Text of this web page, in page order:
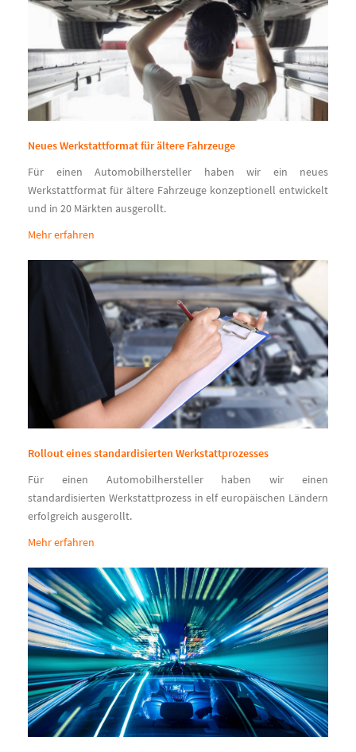
Neues Werkstattformat für ältere Fahrzeuge
Für einen Automobilhersteller haben wir ein neues
Werkstattformat für ältere Fahrzeuge konzeptionell entwickelt
und in 20 Märkten ausgerollt.
Mehr erfahren
Rollout eines standardisierten Werkstattprozesses
Für einen Automobilhersteller haben wir einen
standardisierten Werkstattprozess in elf europäischen Ländern
erfolgreich ausgerollt.
Mehr erfahren